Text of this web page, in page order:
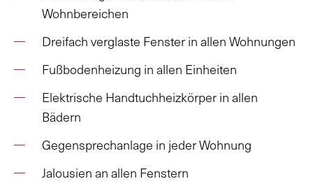
Wohnbereichen
Dreifach verglaste Fenster in allen Wohnungen
Fußbodenheizung in allen Einheiten
Elektrische Handtuchheizkörper in allen
Bädern
Gegensprechanlage in jeder Wohnung
Jalousien an allen Fenstern